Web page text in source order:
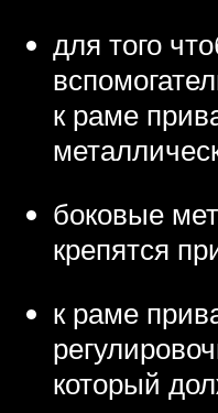
для того
к раме
боковые
крепятся
к раме
который